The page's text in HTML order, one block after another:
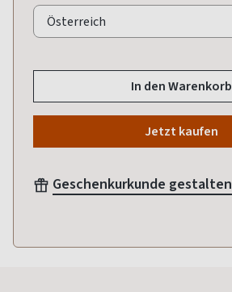
In den Warenkorb
Jetzt kaufen
Geschenkurkunde gestalten